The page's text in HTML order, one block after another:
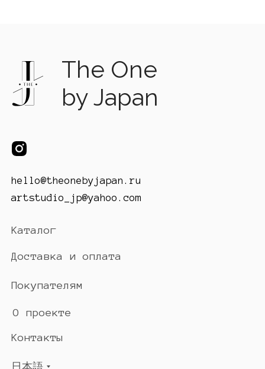
The One
by Japan
hello@theonebyjapan.ru
artstudio_jp@yahoo.com
Каталог
Доставка и оплата
О проекте
日本語
Контакты
Покупателям